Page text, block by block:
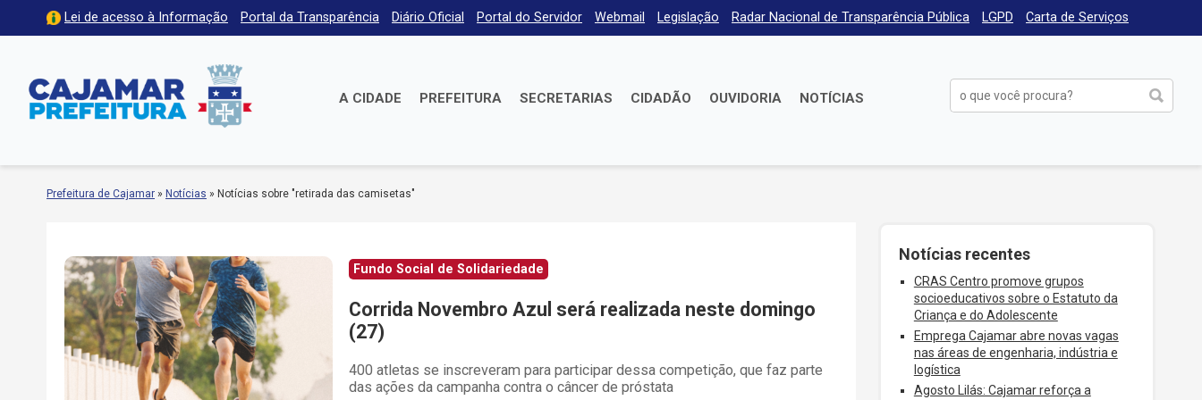
Lei de acesso à Informação Portal da Transparência Diário Oficial Portal do Servidor Webmail Legislação Radar Nacional de Transparência Pública LGPD Carta de Serviços
A CIDADE PREFEITURA SECRETARIAS CIDADÃO OUVIDORIA NOTÍCIAS
Prefeitura de Cajamar » Notícias » Notícias sobre "retirada das camisetas"
Fundo Social de Solidariedade
Corrida Novembro Azul será realizada neste domingo
(27)
400 atletas se inscreveram para participar dessa competição, que faz parte
das ações da campanha contra o câncer de próstata
Notícias recentes
CRAS Centro promove grupos
socioeducativos sobre o Estatuto da
Criança e do Adolescente
Emprega Cajamar abre novas vagas
nas áreas de engenharia, indústria e
logística
Agosto Lilás: Cajamar reforça a